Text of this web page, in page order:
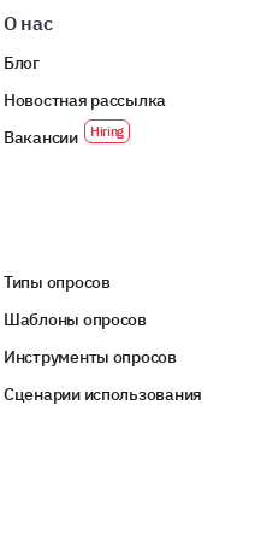
О нас
Блог
Новостная рассылка
Вакансии
Типы опросов
Шаблоны опросов
Инструменты опросов
Сценарии использования